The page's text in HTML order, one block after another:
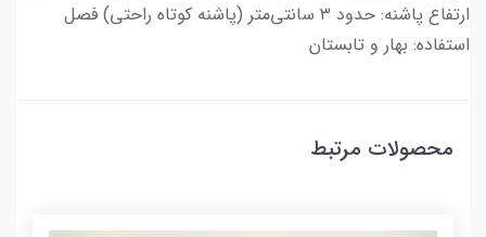
ارتفاع پاشنه: حدود ۳ سانتی‌متر (پاشنه کوتاه راحتی) فصل
استفاده: بهار و تابستان
محصولات مرتبط